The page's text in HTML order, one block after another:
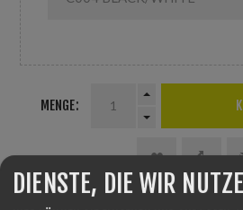
MENGE:
DIENSTE, DIE WIR